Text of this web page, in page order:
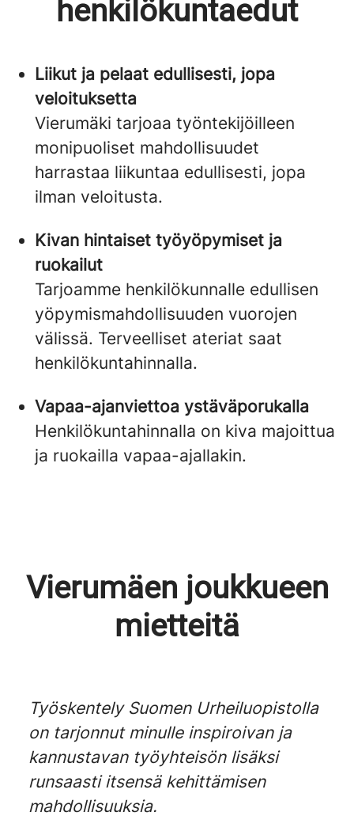
henkilökuntaedut
Liikut ja pelaat edullisesti, jopa
veloituksetta
Vierumäki tarjoaa työntekijöilleen
monipuoliset mahdollisuudet
harrastaa liikuntaa edullisesti, jopa
ilman veloitusta. ​
Kivan hintaiset työyöpymiset ja
ruokailut
Tarjoamme henkilökunnalle edullisen
yöpymismahdollisuuden vuorojen
välissä. Terveelliset ateriat saat
henkilökuntahinnalla.
Vapaa-ajanviettoa ystäväporukalla
Henkilökuntahinnalla on kiva majoittua
ja ruokailla vapaa-ajallakin.
Vierumäen joukkueen
mietteitä
Työskentely Suomen Urheiluopistolla
on tarjonnut minulle inspiroivan ja
kannustavan työyhteisön lisäksi
runsaasti itsensä kehittämisen
mahdollisuuksia.